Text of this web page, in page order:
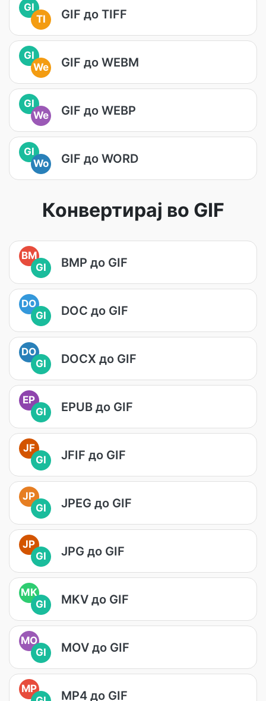
GI
TI
GIF до TIFF
GI
We
GIF до WEBM
GI
We
GIF до WEBP
GI
Wo
GIF до WORD
Конвертирај во GIF
BM
GI
BMP до GIF
DO
GI
DOC до GIF
DO
GI
DOCX до GIF
EP
GI
EPUB до GIF
JF
GI
JFIF до GIF
JP
GI
JPEG до GIF
JP
GI
JPG до GIF
MK
GI
MKV до GIF
MO
GI
MOV до GIF
MP
MP4 до GIF